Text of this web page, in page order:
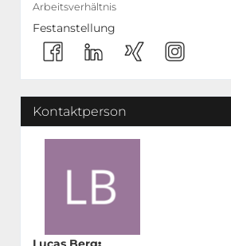
Arbeitsverhältnis
Festanstellung
Kontaktperson